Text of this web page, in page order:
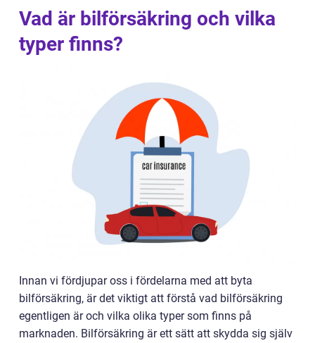
Vad är bilförsäkring och vilka
typer finns?
Innan vi fördjupar oss i fördelarna med att byta
bilförsäkring, är det viktigt att förstå vad bilförsäkring
egentligen är och vilka olika typer som finns på
marknaden. Bilförsäkring är ett sätt att skydda sig själv